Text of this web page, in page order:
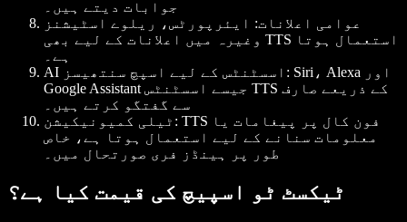
جوابات دیتے ہیں۔
عوامی اعلانات: ایئرپورٹس، ریلوے اسٹیشنز
وغیرہ میں اعلانات کے لیے بھی TTS استعمال ہوتا
ہے۔
AI اسسٹنٹس کے لیے اسپچ سنتھیسز : Siri، Alexa اور
Google Assistant جیسے اسسٹنٹس TTS کے ذریعے صارف
سے گفتگو کرتے ہیں۔
ٹیلی کمیونیکیشن : TTS فون کال پر پیغامات یا
معلومات سنانے کے لیے استعمال ہوتا ہے، خاص
طور پر ہینڈز فری صورتحال میں۔
ٹیکسٹ ٹو اسپیچ کی قیمت کیا ہے؟